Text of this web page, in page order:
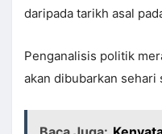
daripada tarikh asal
Penganalisis politik
akan dibubarkan sehari